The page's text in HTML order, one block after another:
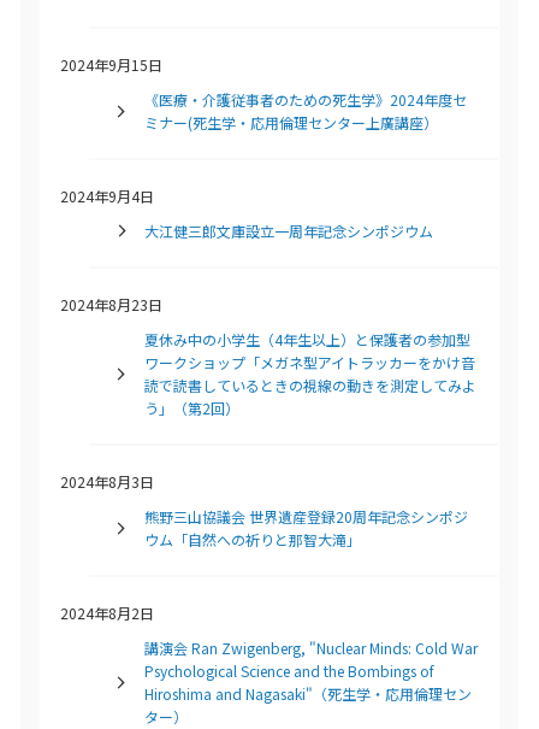
2024年9月15日
《医療・介護従事者のための死生学》2024年度セ
ミナー(死生学・応用倫理センター上廣講座）
2024年9月4日
大江健三郎文庫設立一周年記念シンポジウム
2024年8月23日
夏休み中の小学生（4年生以上）と保護者の参加型
ワークショップ「メガネ型アイトラッカーをかけ音
読で読書しているときの視線の動きを測定してみよ
う」（第2回）
2024年8月3日
熊野三山協議会 世界遺産登録20周年記念シンポジ
ウム「自然への祈りと那智大滝」
2024年8月2日
講演会 Ran Zwigenberg, "Nuclear Minds: Cold War
Psychological Science and the Bombings of
Hiroshima and Nagasaki"（死生学・応用倫理セン
ター）